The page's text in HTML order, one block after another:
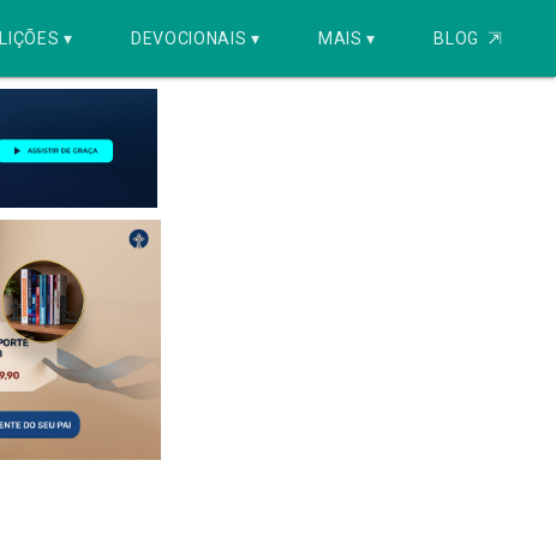
LIÇÕES ▾ DEVOCIONAIS ▾ MAIS ▾ BLOG ⇱